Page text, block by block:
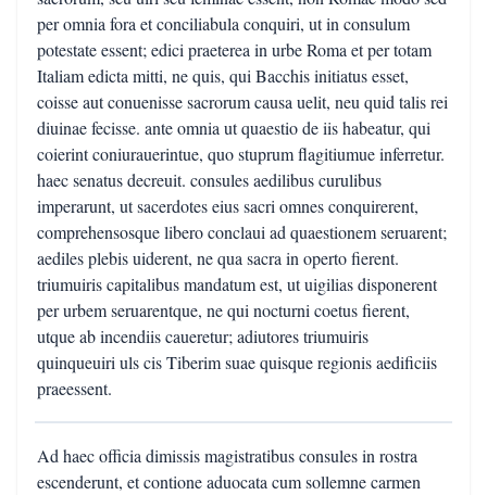
per omnia fora et conciliabula conquiri, ut in consulum
potestate essent; edici praeterea in urbe Roma et per totam
Italiam edicta mitti, ne quis, qui Bacchis initiatus esset,
coisse aut conuenisse sacrorum causa uelit, neu quid talis rei
diuinae fecisse. ante omnia ut quaestio de iis habeatur, qui
coierint coniurauerintue, quo stuprum flagitiumue inferretur.
haec senatus decreuit. consules aedilibus curulibus
imperarunt, ut sacerdotes eius sacri omnes conquirerent,
comprehensosque libero conclaui ad quaestionem seruarent;
aediles plebis uiderent, ne qua sacra in operto fierent.
triumuiris capitalibus mandatum est, ut uigilias disponerent
per urbem seruarentque, ne qui nocturni coetus fierent,
utque ab incendiis caueretur; adiutores triumuiris
quinqueuiri uls cis Tiberim suae quisque regionis aedificiis
praeessent.
Ad haec officia dimissis magistratibus consules in rostra
escenderunt, et contione aduocata cum sollemne carmen